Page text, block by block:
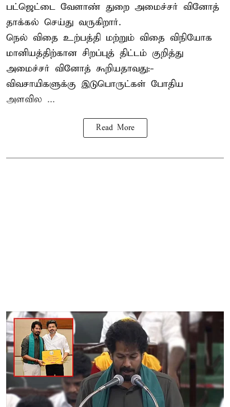
பட்ஜெட்டை வேளாண் துறை அமைச்சர் வினோத்
தாக்கல் செய்து வருகிறார்.
நெல் விதை உற்பத்தி மற்றும் விதை விநியோக
மானியத்திற்கான சிறப்புத் திட்டம் குறித்து
அமைச்சர் வினோத் கூறியதாவது:-
விவசாயிகளுக்கு இடுபொருட்கள் போதிய
அளவில ...
Read More